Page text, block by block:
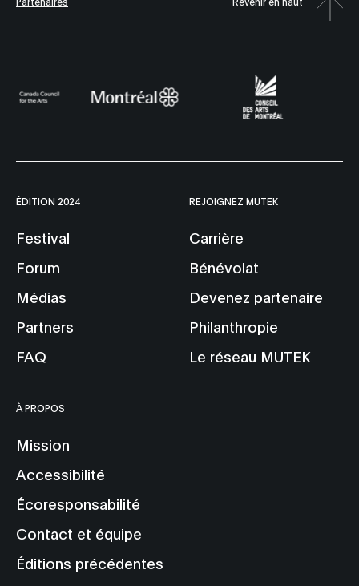
ÉDITION 2024
Festival
Forum
Médias
Partners
FAQ
REJOIGNEZ MUTEK
Carrière
Bénévolat
Devenez partenaire
Philanthropie
Le réseau MUTEK
À PROPOS
Mission
Accessibilité
Écoresponsabilité
Contact et équipe
Éditions précédentes